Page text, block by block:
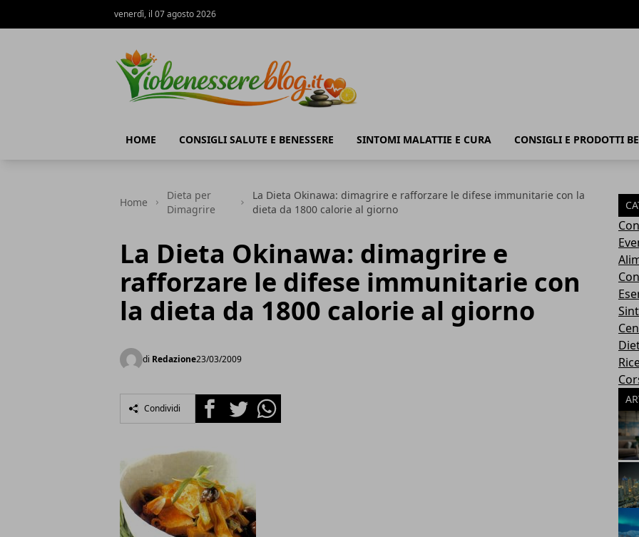
venerdì, il 07 agosto 2026
HOME CONSIGLI SALUTE E BENESSERE SINTOMI MALATTIE E CURA CONSIGLI E PRODOTTI
Home
Dieta per
Dimagrire
La Dieta Okinawa: dimagrire e rafforzare le difese immunitarie con la
dieta da 1800 calorie al giorno
La Dieta Okinawa: dimagrire e
rafforzare le difese immunitarie con
la dieta da 1800 calorie al giorno
di Redazione23/03/2009
Condividi FacebookTwitterWhatsapp